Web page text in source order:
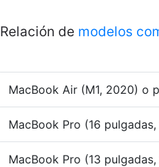
Relación de modelos
MacBook Air (M1, 2020) o
MacBook Pro (16
MacBook Pro (13